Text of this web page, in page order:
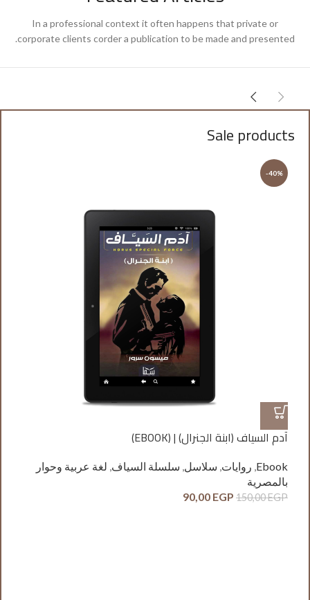
In a professional context it often happens that private or
corporate clients corder a publication to be made and presented.
Sale products
-40%
آدم السياف (ابنة الجنرال) | (EBOOK)
Ebook
, روايات, سلاسل, سلسلة السياف, لغة عربية وحوار
بالمصرية
150,00EGP
90,00 EGP